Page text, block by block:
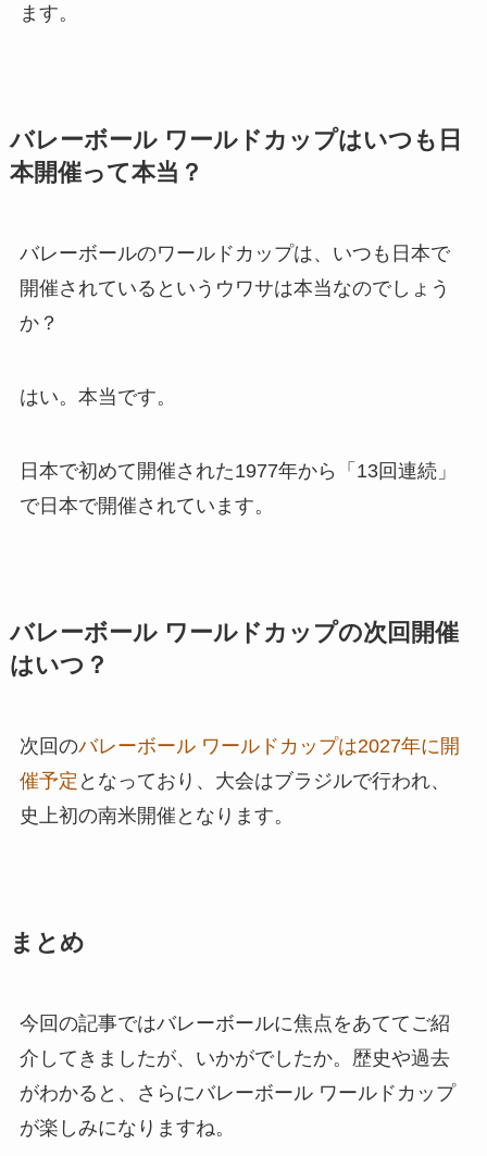
ます。
バレーボール ワールドカップはいつも日
本開催って本当？
バレーボールのワールドカップは、いつも日本で
開催されているというウワサは本当なのでしょう
か？
はい。本当です。
日本で初めて開催された1977年から「13回連続」
で日本で開催されています。
バレーボール ワールドカップの次回開催
はいつ？
次回のバレーボール ワールドカップは2027年に開
催予定 となっており、大会はブラジルで行われ、
史上初の南米開催となります。
まとめ
今回の記事ではバレーボールに焦点をあててご紹
介してきましたが、いかがでしたか。歴史や過去
がわかると、さらにバレーボール ワールドカップ
が楽しみになりますね。